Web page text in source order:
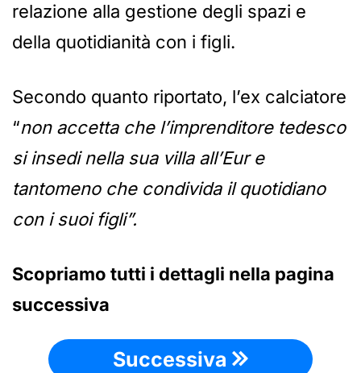
relazione alla gestione degli spazi e
della quotidianità con i figli.
Secondo quanto riportato, l’ex calciatore
“non accetta che l’imprenditore tedesco
si insedi nella sua villa all’Eur e
tantomeno che condivida il quotidiano
con i suoi figli”.
Scopriamo tutti i dettagli nella pagina
successiva
Successiva